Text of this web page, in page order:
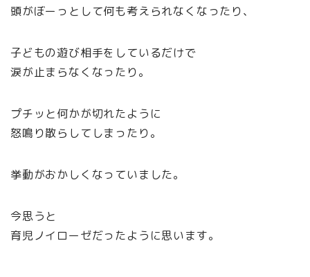
頭がぼーっとして何も考えられなくなったり、
子どもの遊び相手をしているだけで
涙が止まらなくなったり。
プチッと何かが切れたように
怒鳴り散らしてしまったり。
挙動がおかしくなっていました。
今思うと
育児ノイローゼだったように思います。